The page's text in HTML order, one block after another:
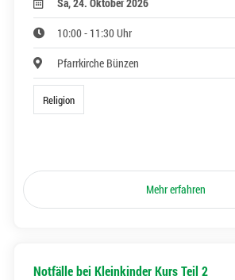
Sa, 24. Oktober 2026
10:00 - 11:30 Uhr
Pfarrkirche Bünzen
Religion
Mehr erfahren
Notfälle bei Kleinkinder Kurs Teil 2